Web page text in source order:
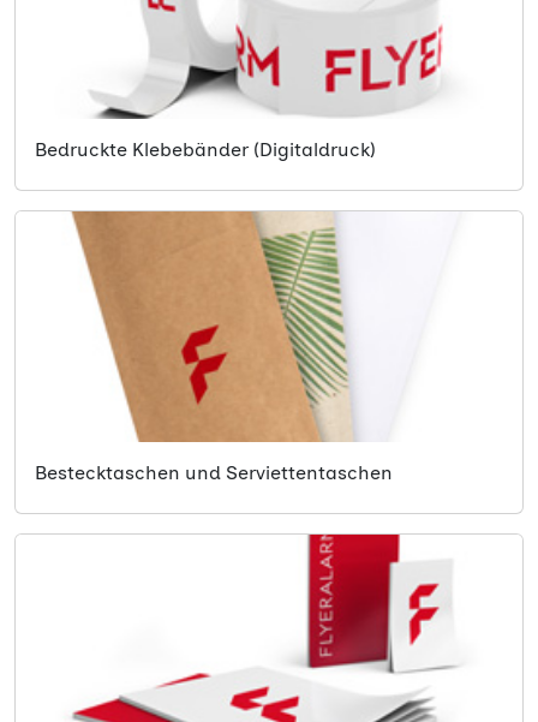
Bedruckte Klebebänder (Digitaldruck)
Bestecktaschen und Serviettentaschen